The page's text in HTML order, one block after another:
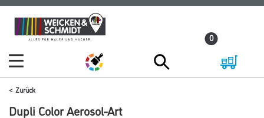
Zum
Inhalt
Zum
Navigationsmenü
0
Zurück
Dupli Color Aerosol-Art